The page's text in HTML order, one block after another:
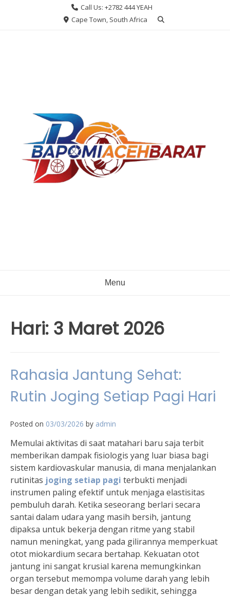
Call Us: +2782 444 YEAH
Cape Town, South Africa
Menu
Hari: 3 Maret 2026
Rahasia Jantung Sehat:
Rutin Joging Setiap Pagi Hari
Posted on 03/03/2026 by admin
Memulai aktivitas di saat matahari baru saja terbit
memberikan dampak fisiologis yang luar biasa bagi
sistem kardiovaskular manusia, di mana menjalankan
rutinitas joging setiap pagi terbukti menjadi
instrumen paling efektif untuk menjaga elastisitas
pembuluh darah. Ketika seseorang berlari secara
santai dalam udara yang masih bersih, jantung
dipaksa untuk bekerja dengan ritme yang stabil
namun meningkat, yang pada gilirannya memperkuat
otot miokardium secara bertahap. Kekuatan otot
jantung ini sangat krusial karena memungkinkan
organ tersebut memompa volume darah yang lebih
besar dengan detak yang lebih sedikit, sehingga